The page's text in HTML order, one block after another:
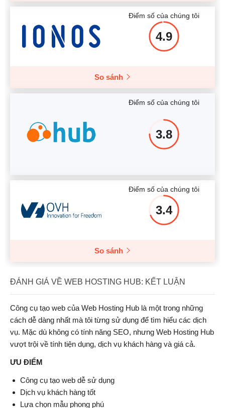
Điểm số của chúng tôi
4.9
So sánh
Điểm số của chúng tôi
3.8
Điểm số của chúng tôi
3.4
So sánh
ĐÁNH GIÁ VỀ WEB HOSTING HUB: KẾT LUẬN
Công cụ tạo web của Web Hosting Hub là một trong những
cách dễ dàng nhất mà tôi từng sử dụng để tìm hiểu các dịch
vụ. Mặc dù không có tính năng SEO, nhưng Web Hosting Hub
vượt trội về tính tiện dụng, dịch vụ khách hàng và giá cả.
ƯU ĐIỂM
Công cụ tạo web dễ sử dụng
Dịch vụ khách hàng tốt
Lựa chọn mẫu phong phú